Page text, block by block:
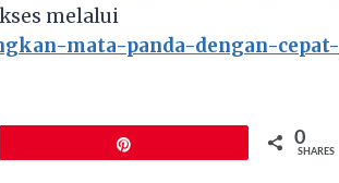
melalui
mata-panda-dengan-cepat-
0
SHARES